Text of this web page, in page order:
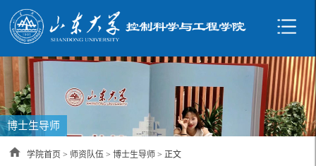
博士生导师
学院首页 > 师资队伍 >博士生导师 > 正文